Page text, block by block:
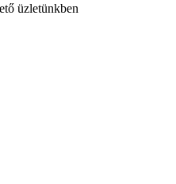
üzletünkben